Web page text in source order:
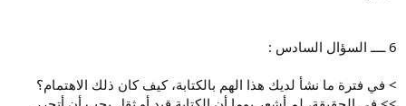
6 ــــ السؤال السادس :
> في فترة ما نشأ لديك هذا الهم بالكتابة، كيف كان ذلك الاهتمام؟